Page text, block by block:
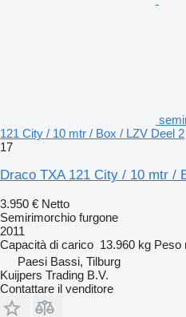
121 City / 10 mtr / Box / LZV Deel 2
17
Draco TXA 121 City / 10 mtr /
3.950 € Netto
Semirimorchio furgone
2011
Capacità di carico 13.960 kg Peso
Paesi Bassi, Tilburg
Kuijpers Trading B.V.
Contattare il venditore